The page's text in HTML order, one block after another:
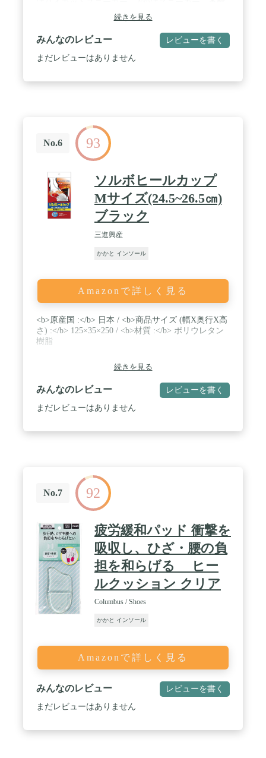
などをご使用ください。 / 仕事やプライベート、ス
ポーツで活躍するアクティブな方に多く使用して頂
いています。ブーツやハイカットシューズ、革靴、
スニーカーなどにご使用頂けます。※ハイヒール、
パンプスなどには適しません。 / 男女兼用です。イ
ただけます。
続きを見る
みんなのレビュー レビューを書く
まだレビューはありません
No.6 93
ソルボヒールカップ
Mサイズ(24.5~26.5㎝)
ブラック
三進興産
かかと インソール
Amazonで詳しく見る
<b>原産国 :</b> 日本 / <b>商品サイズ (幅X奥行X高
さ) :</b> 125×35×250 / <b>材質 :</b> ポリウレタン
樹脂
続きを見る
みんなのレビュー レビューを書く
まだレビューはありません
No.7 92
疲労緩和パッド 衝撃を
吸収し、ひざ・腰の負
担を和らげる ヒー
ルクッション クリア
Columbus / Shoes
かかと インソール
Amazonで詳しく見る
みんなのレビュー レビューを書く
まだレビューはありません